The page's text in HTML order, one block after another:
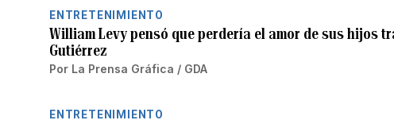
ENTRETENIMIENTO
William Levy pensó que perdería el amor de sus hijos
Gutiérrez
Por La Prensa Gráfica / GDA
ENTRETENIMIENTO